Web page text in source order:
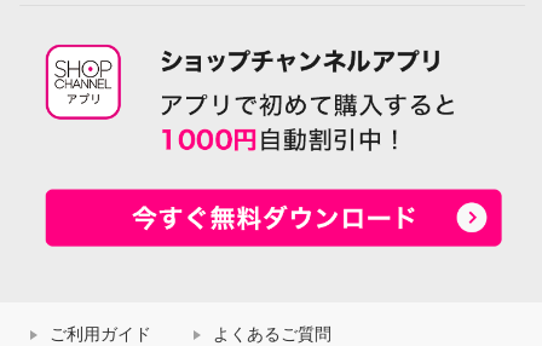
ご利用ガイド よくあるご質問